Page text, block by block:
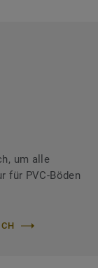
um alle
für PVC-Böden